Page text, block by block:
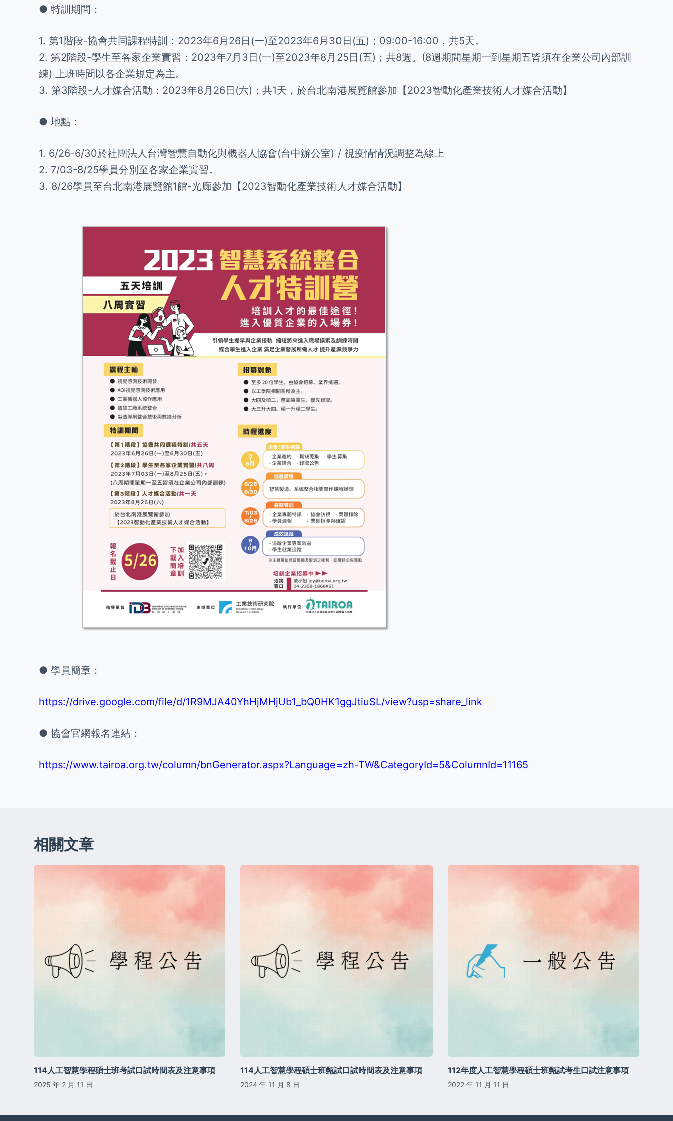
● 特訓期間：
1. 第1階段-協會共同課程特訓：2023年6月26日(一)至2023年6月30日(五)；09:00-16:00，共5天。
2. 第2階段-學生至各家企業實習：2023年7月3日(一)至2023年8月25日(五)；共8週。(8週期間星期一到星期五皆須在企業公司內部訓
練) 上班時間以各企業規定為主。
3. 第3階段-人才媒合活動：2023年8月26日(六)；共1天，於台北南港展覽館參加【2023智動化產業技術人才媒合活動】
● 地點：
1. 6/26-6/30於社團法人台灣智慧自動化與機器人協會(台中辦公室) / 視疫情情況調整為線上
2. 7/03-8/25學員分別至各家企業實習。
3. 8/26學員至台北南港展覽館1館-光廊參加【2023智動化產業技術人才媒合活動】
● 學員簡章：
https://drive.google.com/file/d/1R9MJA40YhHjMHjUb1_bQ0HK1ggJtiuSL/view?usp=share_link
● 協會官網報名連結：
https://www.tairoa.org.tw/column/bnGenerator.aspx?Language=zh-TW&CategoryId=5&ColumnId=11165
相關文章
114人工智慧學程碩士班考試口試時間表及注意事項
2025 年 2 月 11 日
114人工智慧學程碩士班甄試口試時間表及注意事項
2024 年 11 月 8 日
112年度人工智慧學程碩士班甄試考生口試注意事項
2022 年 11 月 11 日